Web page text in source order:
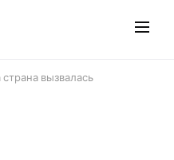
вызвалась